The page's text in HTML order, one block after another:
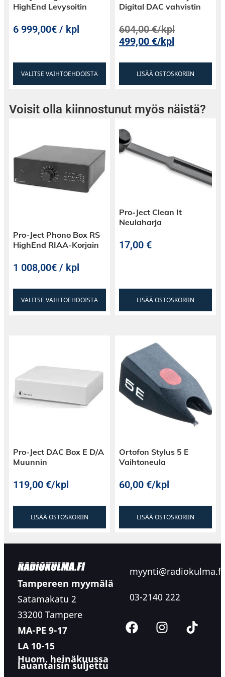
HighEnd Levysoitin
6 999,00€ / kpl
VALITSE VAIHTOEHDOISTA
Digital DAC vahvistin
604,00€/kpl
499,00€/kpl
LISÄÄ OSTOSKORIIN
Voisit olla kiinnostunut myös näistä?
Pro-Ject Phono Box RS
HighEnd RIAA-Korjain
1 008,00€ / kpl
VALITSE VAIHTOEHDOISTA
Pro-Ject Clean It
Neulaharja
17,00€
LISÄÄ OSTOSKORIIN
Pro-Ject DAC Box E D/A
Muunnin
119,00€/kpl
LISÄÄ OSTOSKORIIN
Ortofon Stylus 5 E
Vaihtoneula
60,00€/kpl
LISÄÄ OSTOSKORIIN
Tampereen myymälä
Satamakatu 2
33200 Tampere
MA-PE 9-17
LA 10-15
Huom. heinäkuussa
lauantaisin suljettu
myynti@radiokulma.fi
03-2140 222